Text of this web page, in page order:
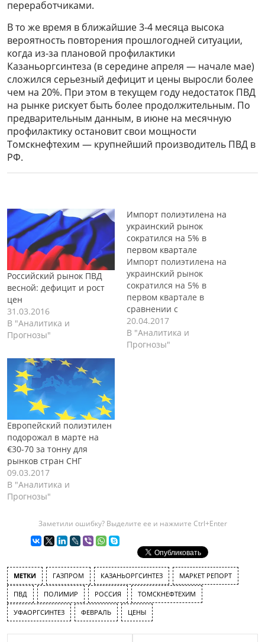
переработчиками.
В то же время в ближайшие 3-4 месяца высока
вероятность повторения прошлогодней ситуации,
когда из-за плановой профилактики
Казаньоргсинтеза (в середине апреля — начале мае)
сложился серьезный дефицит и цены выросли более
чем на 20%. При этом в текущем году недостаток ПВД
на рынке рискует быть более продолжительным. По
предварительным данным, в июне на месячную
профилактику остановит свои мощности
Томскнефтехим — крупнейший производитель ПВД в
РФ.
Российский рынок ПВД
весной: дефицит и рост
цен
31.03.2016
В "Аналитика и
Прогнозы"
Импорт полиэтилена на
украинский рынок
сократился на 5% в
первом квартале
Импорт полиэтилена на
украинский рынок
сократился на 5% в
первом квартале в
сравнении с
аналогичным
показателем 2016 года и
составил 59,3 тыс. тонн.
20.04.2017
В "Аналитика и
Прогнозы"
Европейский полиэтилен
подорожал в марте на
€30-70 за тонну для
рынков стран СНГ
09.03.2017
В "Аналитика и
Прогнозы"
Заметили ошибку? Выделите ее и нажмите Ctrl+Enter
МЕТКИ ГАЗПРОМ КАЗАНЬОРГСИНТЕЗ МАРКЕТ РЕПОРТ
ПВД ПОЛИМИР РОССИЯ ТОМСКНЕФТЕХИМ
УФАОРГСИНТЕЗ ФЕВРАЛЬ ЦЕНЫ